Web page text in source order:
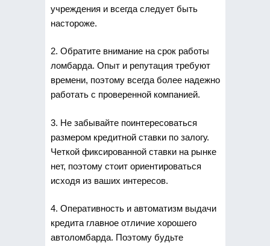
учреждения и всегда следует быть
настороже.
2. Обратите внимание на срок работы
ломбарда. Опыт и репутация требуют
времени, поэтому всегда более надежно
работать с проверенной компанией.
3. Не забывайте поинтересоваться
размером кредитной ставки по залогу.
Четкой фиксированной ставки на рынке
нет, поэтому стоит ориентироваться
исходя из ваших интересов.
4. Оперативность и автоматизм выдачи
кредита главное отличие хорошего
автоломбарда. Поэтому будьте